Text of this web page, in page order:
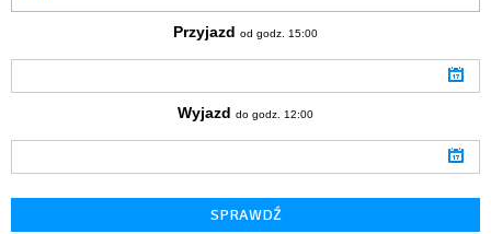
Przyjazd od godz. 15:00
Wyjazd do godz. 12:00